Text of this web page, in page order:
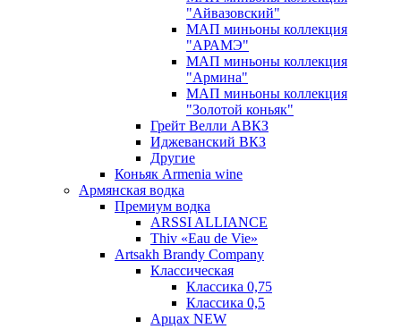
"Айвазовский"
МАП миньоны коллекция
"АРАМЭ"
МАП миньоны коллекция
"Армина"
МАП миньоны коллекция
"Золотой коньяк"
Грейт Велли АВКЗ
Иджеванский ВКЗ
Другие
Коньяк Armenia wine
Армянская водка
Премиум водка
ARSSI ALLIANCE
Thiv «Eau de Vie»
Artsakh Brandy Company
Классическая
Классика 0,75
Классика 0,5
Арцах NEW